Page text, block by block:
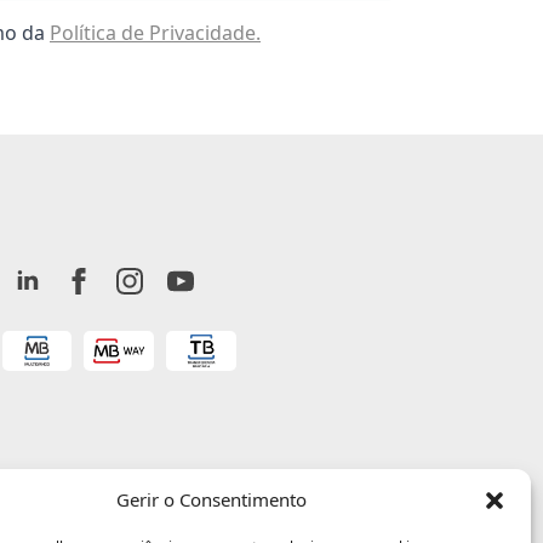
Gerir o Consentimento
da Política de Privacidade.